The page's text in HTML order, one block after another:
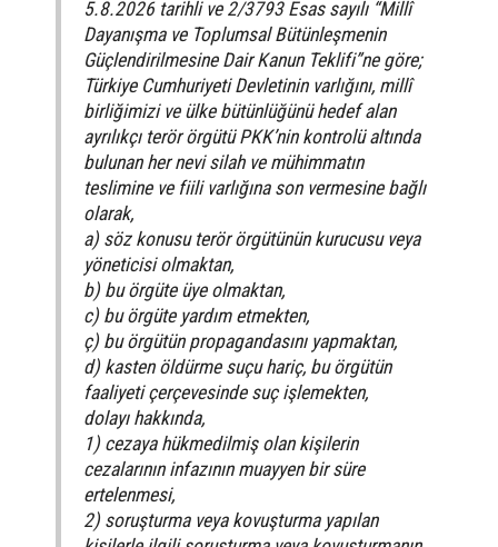
5.8.2026 tarihli ve 2/3793 Esas sayılı “Millî
Dayanışma ve Toplumsal Bütünleşmenin
Güçlendirilmesine Dair Kanun Teklifi”ne göre;
Türkiye Cumhuriyeti Devletinin varlığını, millî
birliğimizi ve ülke bütünlüğünü hedef alan
ayrılıkçı terör örgütü PKK’nin kontrolü altında
bulunan her nevi silah ve mühimmatın
teslimine ve fiili varlığına son vermesine bağlı
olarak,
a) söz konusu terör örgütünün kurucusu veya
yöneticisi olmaktan,
b) bu örgüte üye olmaktan,
c) bu örgüte yardım etmekten,
ç) bu örgütün propagandasını yapmaktan,
d) kasten öldürme suçu hariç, bu örgütün
faaliyeti çerçevesinde suç işlemekten,
dolayı hakkında,
1) cezaya hükmedilmiş olan kişilerin
cezalarının infazının muayyen bir süre
ertelenmesi,
2) soruşturma veya kovuşturma yapılan